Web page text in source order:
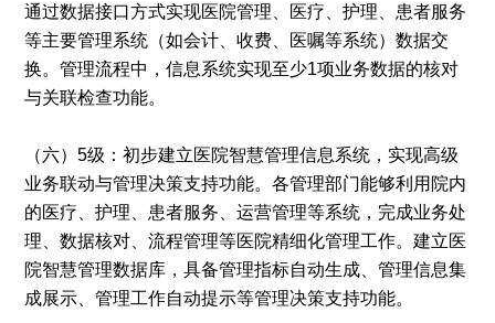
通过数据接口方式实现医院管理、医疗、护理、患者服务
等主要管理系统（如会计、收费、医嘱等系统）数据交
换。管理流程中，信息系统实现至少1项业务数据的核对
与关联检查功能。
（六）5级：初步建立医院智慧管理信息系统，实现高级
业务联动与管理决策支持功能。各管理部门能够利用院内
的医疗、护理、患者服务、运营管理等系统，完成业务处
理、数据核对、流程管理等医院精细化管理工作。建立医
院智慧管理数据库，具备管理指标自动生成、管理信息集
成展示、管理工作自动提示等管理决策支持功能。